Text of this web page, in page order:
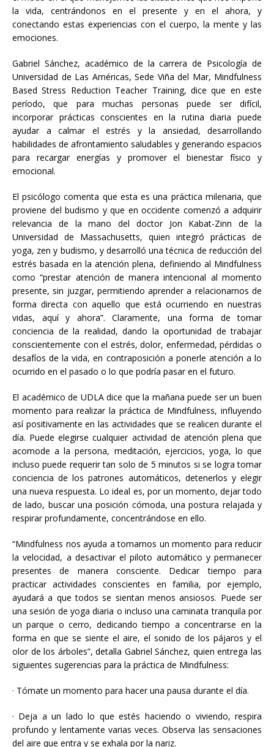
la vida, centrándonos en el presente y en el ahora, y
conectando estas experiencias con el cuerpo, la mente y las
emociones.
Gabriel Sánchez, académico de la carrera de Psicología de
Universidad de Las Américas, Sede Viña del Mar, Mindfulness
Based Stress Reduction Teacher Training, dice que en este
período, que para muchas personas puede ser difícil,
incorporar prácticas conscientes en la rutina diaria puede
ayudar a calmar el estrés y la ansiedad, desarrollando
habilidades de afrontamiento saludables y generando espacios
para recargar energías y promover el bienestar físico y
emocional.
El psicólogo comenta que esta es una práctica milenaria, que
proviene del budismo y que en occidente comenzó a adquirir
relevancia de la mano del doctor Jon Kabat-Zinn de la
Universidad de Massachusetts, quien integró prácticas de
yoga, zen y budismo, y desarrolló una técnica de reducción del
estrés basada en la atención plena, definiendo al Mindfulness
como “prestar atención de manera intencional al momento
presente, sin juzgar, permitiendo aprender a relacionarnos de
forma directa con aquello que está ocurriendo en nuestras
vidas, aquí y ahora”. Claramente, una forma de tomar
conciencia de la realidad, dando la oportunidad de trabajar
conscientemente con el estrés, dolor, enfermedad, pérdidas o
desafíos de la vida, en contraposición a ponerle atención a lo
ocurrido en el pasado o lo que podría pasar en el futuro.
El académico de UDLA dice que la mañana puede ser un buen
momento para realizar la práctica de Mindfulness, influyendo
así positivamente en las actividades que se realicen durante el
día. Puede elegirse cualquier actividad de atención plena que
acomode a la persona, meditación, ejercicios, yoga, lo que
incluso puede requerir tan solo de 5 minutos si se logra tomar
conciencia de los patrones automáticos, detenerlos y elegir
una nueva respuesta. Lo ideal es, por un momento, dejar todo
de lado, buscar una posición cómoda, una postura relajada y
respirar profundamente, concentrándose en ello.
“Mindfulness nos ayuda a tomarnos un momento para reducir
la velocidad, a desactivar el piloto automático y permanecer
presentes de manera consciente. Dedicar tiempo para
practicar actividades conscientes en familia, por ejemplo,
ayudará a que todos se sientan menos ansiosos. Puede ser
una sesión de yoga diaria o incluso una caminata tranquila por
un parque o cerro, dedicando tiempo a concentrarse en la
forma en que se siente el aire, el sonido de los pájaros y el
olor de los árboles”, detalla Gabriel Sánchez, quien entrega las
siguientes sugerencias para la práctica de Mindfulness:
· Tómate un momento para hacer una pausa durante el día.
· Deja a un lado lo que estés haciendo o viviendo, respira
profundo y lentamente varias veces. Observa las sensaciones
del aire que entra y se exhala por la nariz.